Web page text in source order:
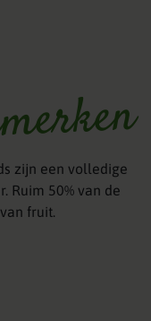
zijn een volledige
Ruim 50% van de
fruit.